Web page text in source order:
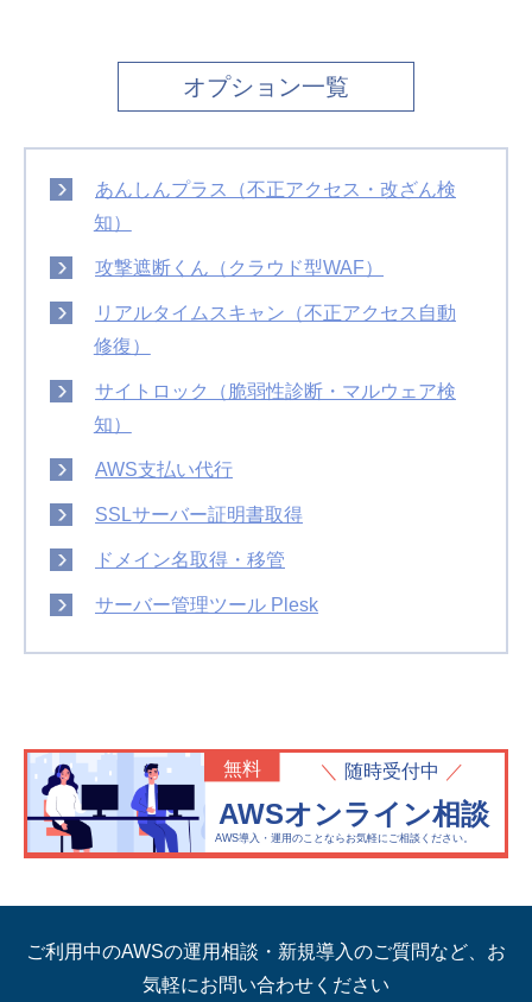
オプション一覧
あんしんプラス（不正アクセス・改ざん検
知）
攻撃遮断くん（クラウド型WAF）
リアルタイムスキャン（不正アクセス自動
修復）
サイトロック（脆弱性診断・マルウェア検
知）
AWS支払い代行
SSLサーバー証明書取得
ドメイン名取得・移管
サーバー管理ツール Plesk
AWSオンライン相談
無料 随時受付中
AWS導入・運用のことならお気軽にご相談ください。
ご利用中のAWSの運用相談・新規導入のご質問など、 お
気軽にお問い合わせください